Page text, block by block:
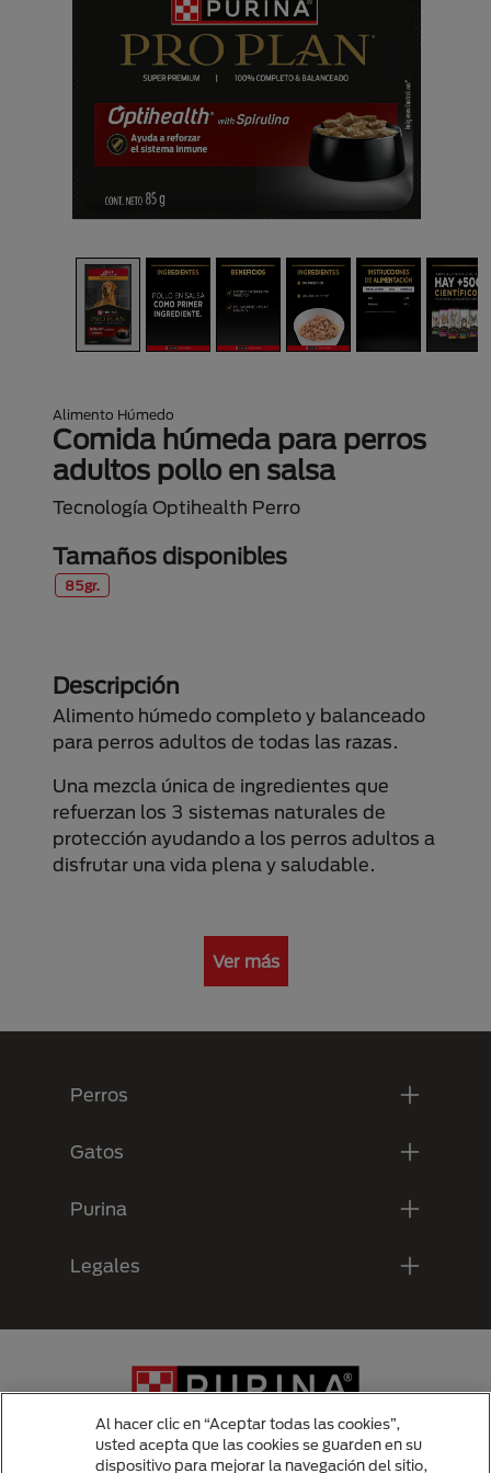
Alimento Húmedo
Comida húmeda para perros
adultos pollo en salsa
Tecnología Optihealth Perro
Tamaños disponibles
85gr.
Descripción
Alimento húmedo completo y balanceado
para perros adultos de todas las razas.
Una mezcla única de ingredientes que
refuerzan los 3 sistemas naturales de
protección ayudando a los perros adultos a
disfrutar una vida plena y saludable.
Ver más
Perros
Gatos
Purina
Legales
Al hacer clic en “Aceptar todas las cookies”,
usted acepta que las cookies se guarden en su
dispositivo para mejorar la navegación del sitio,